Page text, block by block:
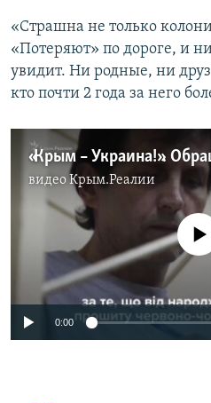
«Страшна не только
«Потеряют» по дороге, и
увидит. Ни родные, ни
кто почти 2 года за него
видеоКрым.Реалии
No media source
0:00